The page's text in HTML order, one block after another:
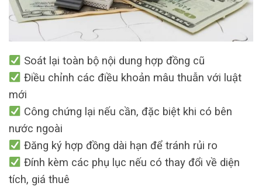
Soát lại toàn bộ nội dung hợp đồng cũ
Điều chỉnh các điều khoản mâu thuẫn với luật
mới
Công chứng lại nếu cần, đặc biệt khi có bên
nước ngoài
Đăng ký hợp đồng dài hạn để tránh rủi ro
Đính kèm các phụ lục nếu có thay đổi về diện
tích, giá thuê